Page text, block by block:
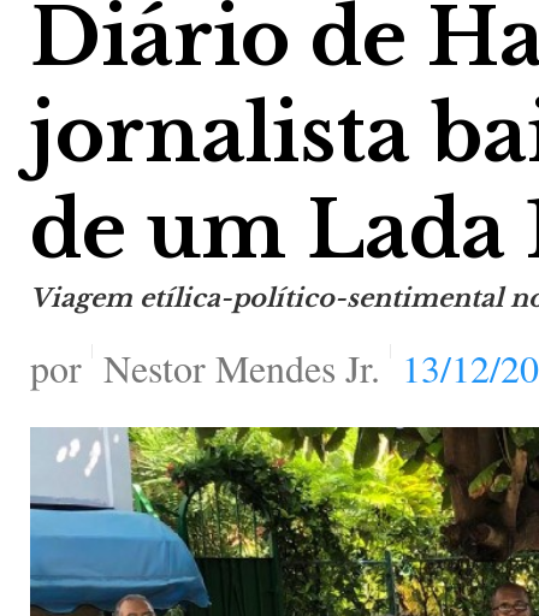
Diário de
jornalista
de um Lada
Viagem etílica-político-sentimental
por Nestor Mendes Jr. 13/12/